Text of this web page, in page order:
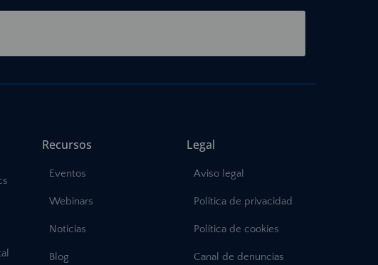
Recursos
Eventos
Webinars
Noticias
Blog
Legal
Aviso legal
Política de privacidad
Política de cookies
Canal de denuncias